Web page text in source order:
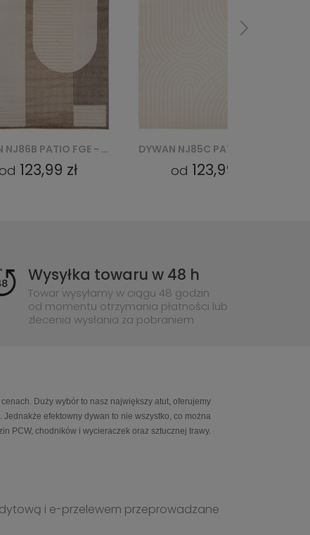
DYWAN NJ85C PATIO FGE - KREMOWY
od 123,99 zł od 123,99 zł
Wysyłka towaru w 48 h
Towar wysyłamy w ciągu 48 godzin
od momentu otrzymania płatności lub
zlecenia wysłania za pobraniem
Duży wybór to nasz największy atut, oferujemy
efektowny dywan to nie wszystko, co można
PCW, chodników i wycieraczek oraz sztucznej trawy.
i e-przelewem przeprowadzane